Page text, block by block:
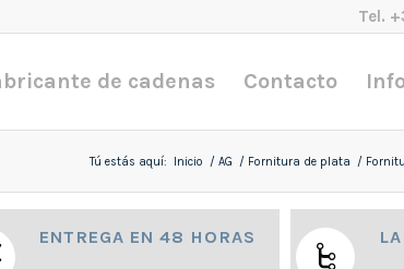
Tel.
de cadenas Contacto
Tú estás aquí: Inicio / AG / Fornitura de plata /
ENTREGA EN 48 HORAS